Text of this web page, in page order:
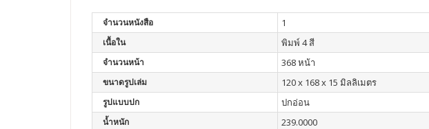
จำนวนหนังสือ 1
เนื้อใน พิมพ์ 4 สี
จำนวนหน้า 368 หน้า
ขนาดรูปเล่ม 120 x 168 x 15 มิลลิเมตร
รูปแบบปก ปกอ่อน
น้ำหนัก 239.0000